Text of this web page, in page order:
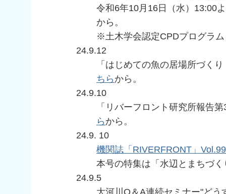
令和6年10月16日（水）13:00
から。
※土木学会認定CPDプログラ
24.9.12
「はじめての魚の居場所づく
ちら から。
24.9.10
「リバーフロント研究所報告
ら から。
24.9. 10
機関誌「RIVERFRONT」Vol.99
本号の特集は「水辺とまちづ
24.9.5